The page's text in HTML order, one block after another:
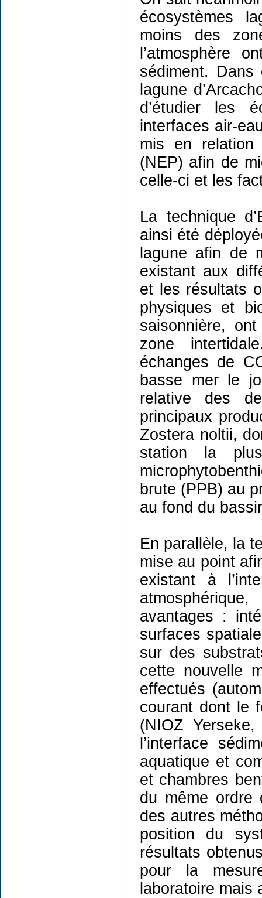
écosystèmes
moins des
l’atmosphère
sédiment.
lagune
d’étudier les
interfaces air-
mis en
(NEP) afin de
celle-ci et les
La technique
ainsi été
lagune afin de
existant aux
et les résultats
physiques et
saisonnière,
zone
échanges de
basse mer le
relative des
principaux
Zostera noltii,
station la
brute (PPB) au
au fond du
En parallèle, la
mise au point
existant à
avantages :
surfaces
sur des
cette nouvelle
effectués
courant dont le
(NIOZ
l’interface
aquatique et
et chambres
du même ordre
des autres
position du
résultats
pour la
laboratoire